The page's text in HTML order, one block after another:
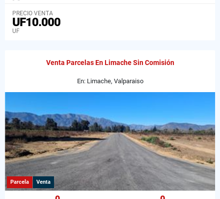
PRECIO VENTA
UF10.000
UF
Venta Parcelas En Limache Sin Comisión
En: Limache, Valparaiso
Parcela Venta